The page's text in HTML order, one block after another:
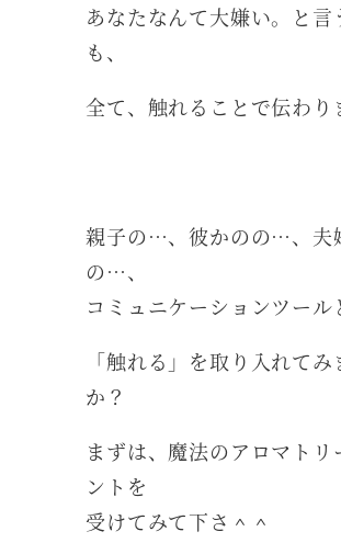
あなたなんて大嫌い。と言
も、
全て、触れることで伝わり
親子の…、彼かのの…、夫
の…、
コミュニケーションツール
「触れる」を取り入れてみ
か？
まずは、魔法のアロマトリ
ントを
受けてみて下さ＾＾